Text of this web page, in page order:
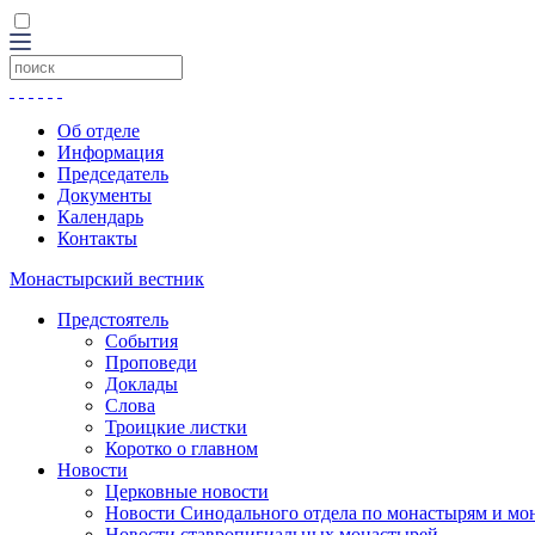
Об отделе
Информация
Председатель
Документы
Календарь
Контакты
Монастырский вестник
Предстоятель
События
Проповеди
Доклады
Слова
Троицкие листки
Коротко о главном
Новости
Церковные новости
Новости Синодального отдела по монастырям и